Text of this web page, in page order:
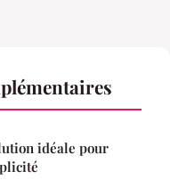
idéale pour